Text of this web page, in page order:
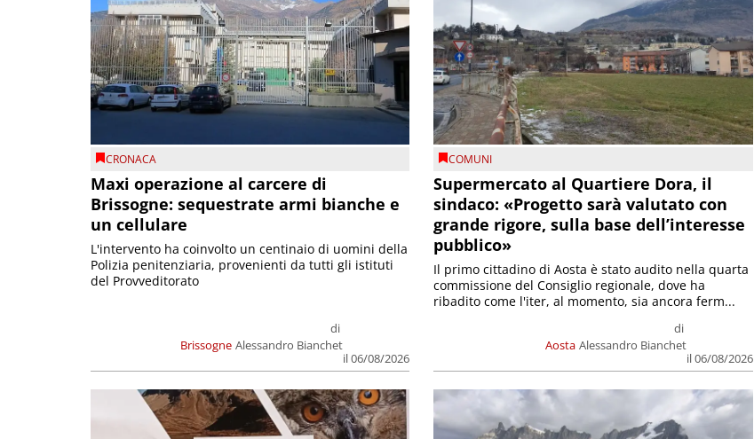
CRONACA
Maxi operazione al carcere di
Brissogne: sequestrate armi bianche e
un cellulare
Brissogne
di
Alessandro Bianchet
il 06/08/2026
L'intervento ha coinvolto un centinaio di uomini della
Polizia penitenziaria, provenienti da tutti gli istituti
del Provveditorato
COMUNI
Supermercato al Quartiere Dora, il
sindaco: «Progetto sarà valutato con
grande rigore, sulla base dell’interesse
pubblico»
Aosta
di
Alessandro Bianchet
il 06/08/2026
Il primo cittadino di Aosta è stato audito nella quarta
commissione del Consiglio regionale, dove ha
ribadito come l'iter, al momento, sia ancora ferm...